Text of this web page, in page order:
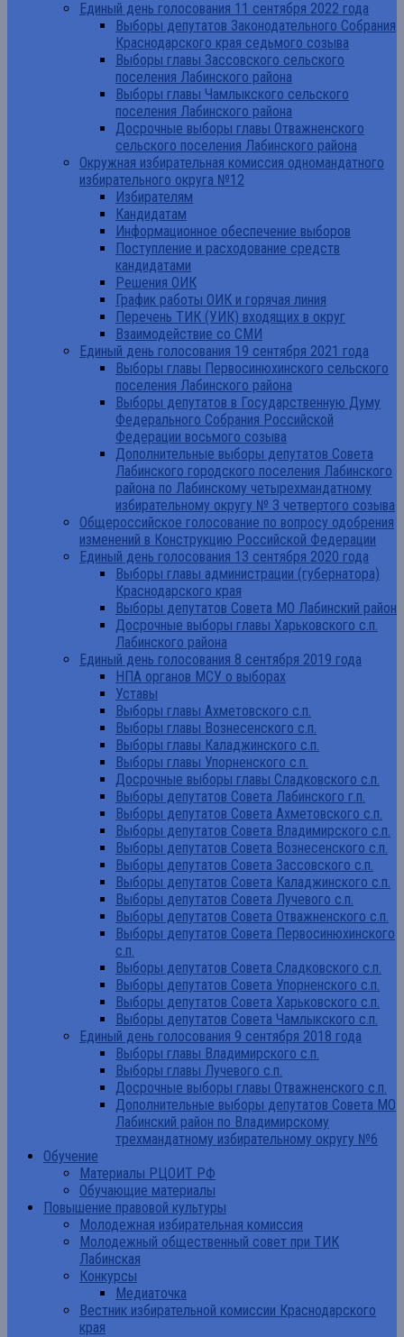
Единый день голосования 11 сентября 2022 года
Выборы депутатов Законодательного Собрания
Краснодарского края седьмого созыва
Выборы главы Зассовского сельского
поселения Лабинского района
Выборы главы Чамлыкского сельского
поселения Лабинского района
Досрочные выборы главы Отважненского
сельского поселения Лабинского района
Окружная избирательная комиссия одномандатного
избирательного округа №12
Избирателям
Кандидатам
Информационное обеспечение выборов
Поступление и расходование средств
кандидатами
Решения ОИК
График работы ОИК и горячая линия
Перечень ТИК (УИК) входящих в округ
Взаимодействие со СМИ
Единый день голосования 19 сентября 2021 года
Выборы главы Первосинюхинского сельского
поселения Лабинского района
Выборы депутатов в Государственную Думу
Федерального Собрания Российской
Федерации восьмого созыва
Дополнительные выборы депутатов Совета
Лабинского городского поселения Лабинского
района по Лабинскому четырехмандатному
избирательному округу № 3 четвертого созыва
Общероссийское голосование по вопросу одобрения
изменений в Конструкцию Российской Федерации
Единый день голосования 13 сентября 2020 года
Выборы главы администрации (губернатора)
Краснодарского края
Выборы депутатов Совета МО Лабинский район
Досрочные выборы главы Харьковского с.п.
Лабинского района
Единый день голосования 8 сентября 2019 года
НПА органов МСУ о выборах
Уставы
Выборы главы Ахметовского с.п.
Выборы главы Вознесенского с.п.
Выборы главы Каладжинского с.п.
Выборы главы Упорненского с.п.
Досрочные выборы главы Сладковского с.п.
Выборы депутатов Совета Лабинского г.п.
Выборы депутатов Совета Ахметовского с.п.
Выборы депутатов Совета Владимирского с.п.
Выборы депутатов Совета Вознесенского с.п.
Выборы депутатов Совета Зассовского с.п.
Выборы депутатов Совета Каладжинского с.п.
Выборы депутатов Совета Лучевого с.п.
Выборы депутатов Совета Отважненского с.п.
Выборы депутатов Совета Первосинюхинского
с.п.
Выборы депутатов Совета Сладковского с.п.
Выборы депутатов Совета Упорненского с.п.
Выборы депутатов Совета Харьковского с.п.
Выборы депутатов Совета Чамлыкского с.п.
Единый день голосования 9 сентября 2018 года
Выборы главы Владимирского с.п.
Выборы главы Лучевого с.п.
Досрочные выборы главы Отважненского с.п.
Дополнительные выборы депутатов Совета МО
Лабинский район по Владимирскому
трехмандатному избирательному округу №6
Обучение
Материалы РЦОИТ РФ
Обучающие материалы
Повышение правовой культуры
Молодежная избирательная комиссия
Молодежный общественный совет при ТИК
Лабинская
Конкурсы
Медиаточка
Вестник избирательной комиссии Краснодарского
края